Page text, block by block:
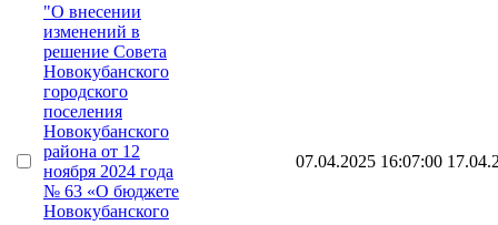
"О внесении
изменений в
решение Совета
Новокубанского
городского
поселения
Новокубанского
района от 12
ноября 2024 года
№ 63 «О бюджете
Новокубанского
07.04.2025 16:07:00